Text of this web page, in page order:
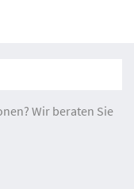
Wir beraten Sie